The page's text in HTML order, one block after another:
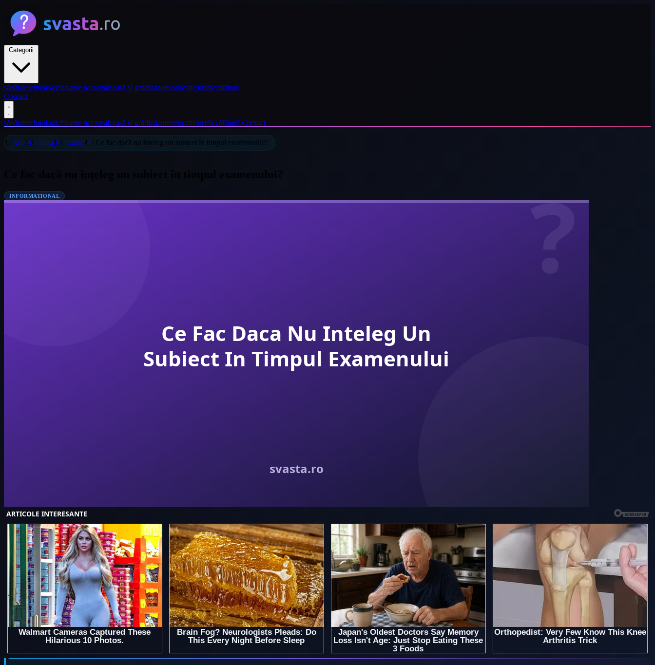
sănătatetehnologiefinanțe personalecasă și grădinăautoeducațiejuridiccălătorii
Contact
sănătatetehnologiefinanțe personalecasă și grădinăautoeducațiejuridiccălătorii Contact
Acasă/ educație/ examene/ Ce fac dacă nu înțeleg un subiect în timpul examenului?
Ce fac dacă nu înțeleg un subiect în timpul examenului?
INFORMATIONAL